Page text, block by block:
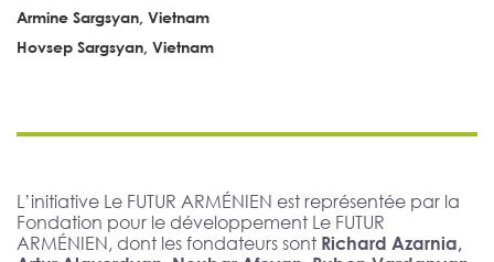
Armine Sargsyan, Vietnam
Hovsep Sargsyan, Vietnam
L’initiative Le FUTUR ARMÉNIEN est représentée par la
Fondation pour le développement Le FUTUR
ARMÉNIEN, dont les fondateurs sont Richard Azarnia,